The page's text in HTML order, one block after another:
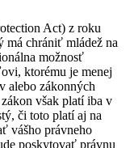
Act) z roku
má chrániť mládež na
možnosť
ktorému je menej
alebo zákonných
však platí iba v
či toto platí aj na
vášho právneho
poskytovať právnu